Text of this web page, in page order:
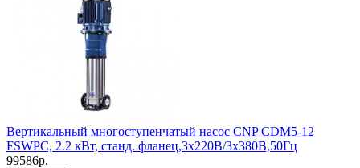
Вертикальный многоступенчатый насос CNP CDM5-12
FSWPC, 2.2 кВт, станд. фланец,3х220В/3х380В,50Гц
99586р.